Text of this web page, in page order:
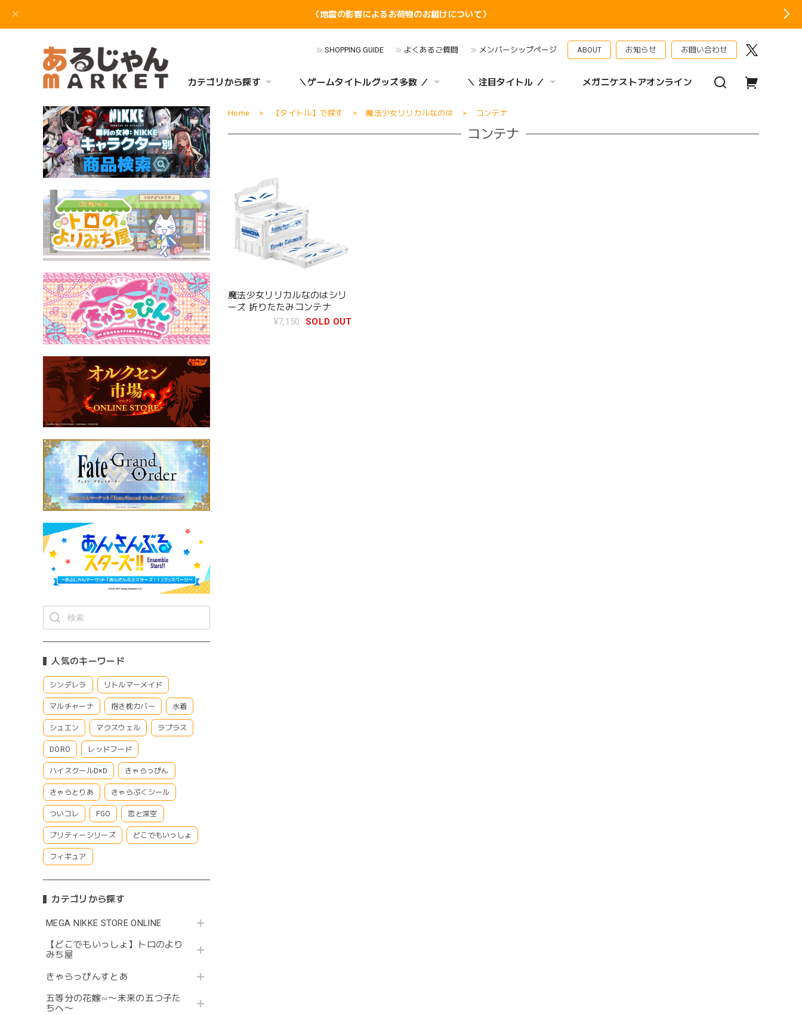
〈地震の影響によるお荷物のお届けについて〉
SHOPPING GUIDE よくあるご質問 メンバーシップページ ABOUT お知らせ お問い合わせ
カテゴリから探す ＼ゲームタイトルグッズ多数 ／ ＼ 注目タイトル ／ メガニケストアオンライン
人気のキーワード
シンデレラ リトルマーメイド
マルチャーナ 抱き枕カバー 水着
シュエン マクスウェル ラプラス
DORO レッドフード
ハイスクールD×D きゃらっぴん
きゃらとりあ きゃらぷくシール
ついコレ FGO 恋と深空
プリティーシリーズ どこでもいっしょ
フィギュア
カテゴリから探す
MEGA NIKKE STORE ONLINE
【どこでもいっしょ】トロのより
みち屋
きゃらっぴんすとあ
五等分の花嫁∽〜未来の五つ子た
ちへ〜
Home 【タイトル】で探す 魔法少女リリカルなのは コンテナ
コンテナ
魔法少女リリカルなのはシリ
ーズ 折りたたみコンテナ
¥7,150
SOLD OUT